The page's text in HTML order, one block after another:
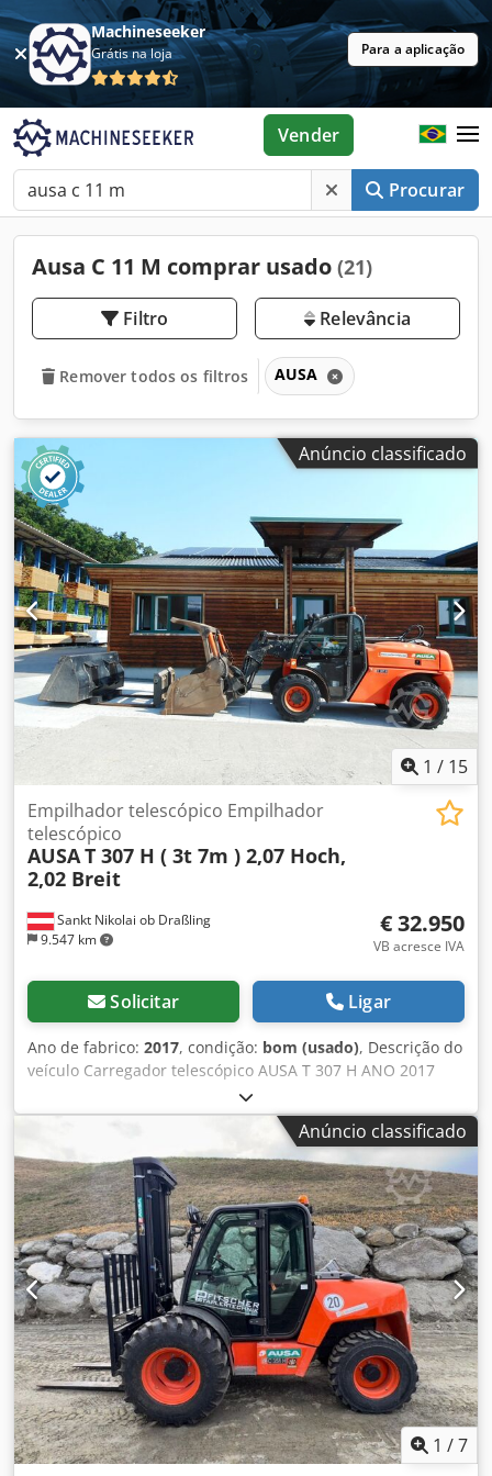
Machineseeker
Grátis na loja Para a aplicação
Procurar
Vender
Ausa C 11 M comprar usado (21)
Filtro Relevância
Remover todos os filtros AUSA
Anúncio classificado
1 / 15
Sankt Nikolai ob Draßling
9.547 km
Empilhador telescópico Empilhador
telescópico
AUSAT 307 H ( 3t 7m ) 2,07 Hoch,
2,02 Breit
€ 32.950
VB acresce IVA
Solicitar Ligar
Ano de fabrico: 2017, condição: bom (usado), Descrição do
veículo Carregador telescópico AUSA T 307 H ANO 2017
acc. Contador 8.832 horas Chodpfx Asmxkateh Eea 3
toneladas de capacidade de elevação 7 metros de altura
de elevação Motor turbo Kubota de 63 KW apenas 2,07
metros de altura livre apenas 2,02 metros de largura total -
incl. balde de garra - incl. pá de terra - incl. garfo para
paletes - acoplador rápido hidráulico - 3º círculo para carro
de forquilha - tração integral - 3 modos de direção -
operação por joystick - Imediatamente pronto a ser
utilizado - pintura original - Registo rodoviário NL Preço de
venda: 32.950,-- líquido Entrega barata também possível !!!
Anúncio classificado
1 /7